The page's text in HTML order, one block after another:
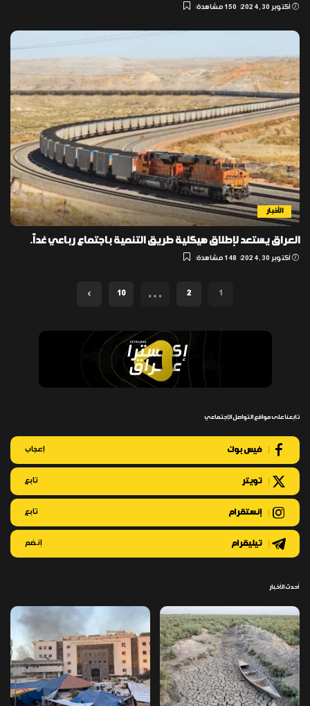
أكتوبر 30, 2024 150 مشاهدة
الأخبار
العراق يستعد لإطلاق هيكلية طريق التنمية باجتماع رباعي غداً.
أكتوبر 30, 2024 148 مشاهدة
1
2
…
10
تابعنا على مواقع التواصل الإجتماعي
فيس بوك إعجاب
تويتر تابع
إنستقرام تابع
تيليقرام إنضم
أحدث الأخبار